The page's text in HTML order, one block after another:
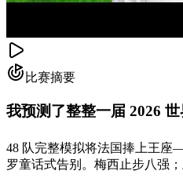
比赛摘要
我预测了整整一届 2026
48 队完整模拟将法国捧上王
罗童话式告别。梅西止步八强